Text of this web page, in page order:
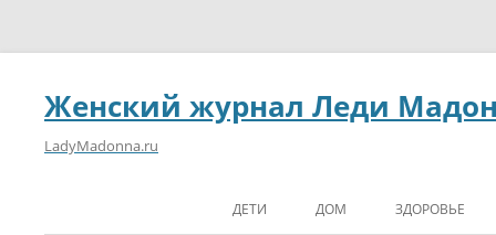
Женский журнал Леди
LadyMadonna.ru
ДЕТИ ДОМ ЗДОРОВЬЕ